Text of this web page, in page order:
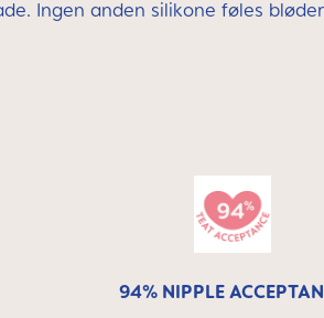
Ingen anden silikone føles
94% NIPPLE